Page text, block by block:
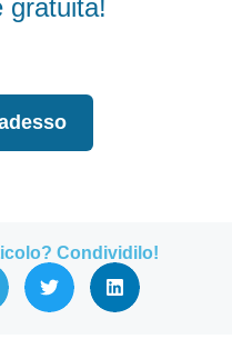
gratuita!
Condividilo!